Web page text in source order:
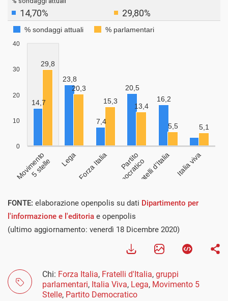
FONTE: elaborazione openpolis su dati Dipartimento per
l'informazione e l'editoria e openpolis
(ultimo aggiornamento: venerdì 18 Dicembre 2020)
Chi: Forza Italia, Fratelli d'Italia, gruppi
parlamentari, Italia Viva, Lega, Movimento 5
Stelle, Partito Democratico